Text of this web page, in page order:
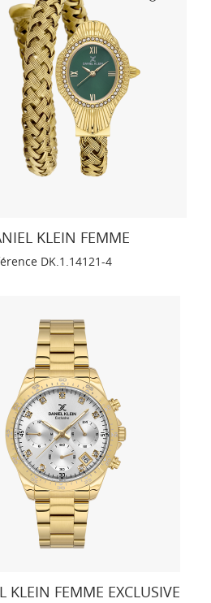
KLEIN FEMME
DK.1.14121-4
KLEIN FEMME EXCLUSIVE